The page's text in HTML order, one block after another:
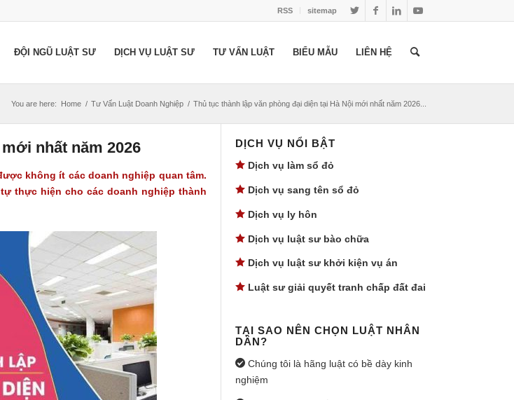
RSS sitemap
ĐỘI NGŨ LUẬT SƯ DỊCH VỤ LUẬT SƯ TƯ VẤN LUẬT BIỂU MẪU LIÊN HỆ
You are here: Home / Tư Vấn Luật Doanh Nghiệp / Thủ tục thành lập văn phòng đại diện tại Hà Nội mới nhất năm 2026...
nhất năm 2026
không ít các doanh nghiệp quan tâm.
thực hiện cho các doanh nghiệp thành
DỊCH VỤ NỔI BẬT
Dịch vụ làm sổ đỏ
Dịch vụ sang tên sổ đỏ
Dịch vụ ly hôn
Dịch vụ luật sư bào chữa
Dịch vụ luật sư khởi kiện vụ án
Luật sư giải quyết tranh chấp đất đai
TẠI SAO NÊN CHỌN LUẬT NHÂN
DÂN?
Chúng tôi là hãng luật có bề dày kinh
nghiệm